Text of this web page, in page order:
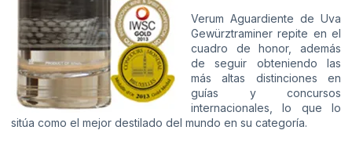
Verum Aguardiente de Uva
Gewürztraminer repite en el
cuadro de honor, además
de seguir obteniendo las
más altas distinciones en
guías y concursos
internacionales, lo que lo
sitúa como el mejor destilado del mundo en su categoría.